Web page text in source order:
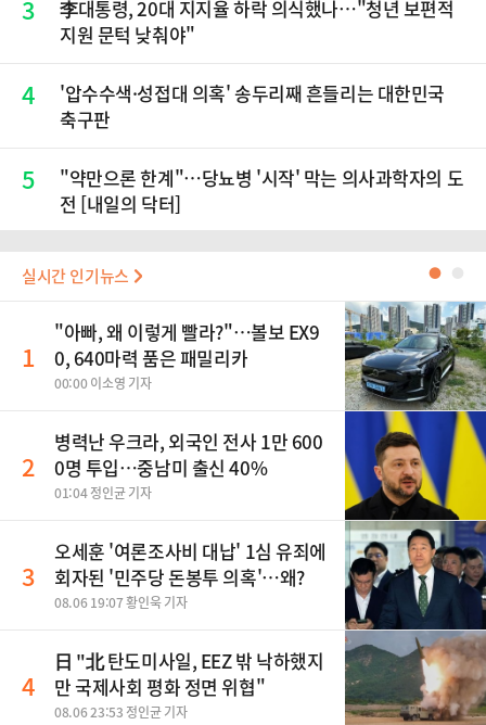
3
李대통령, 20대 지지율 하락 의식했나…"청년 보편적
지원 문턱 낮춰야"
4
'압수수색·성접대 의혹' 송두리째 흔들리는 대한민국
축구판
5
"약만으론 한계"…당뇨병 '시작' 막는 의사과학자의 도
전 [내일의 닥터]
실시간 인기뉴스 ●
1
"아빠, 왜 이렇게 빨라?"…볼보 EX9
0, 640마력 품은 패밀리카
00:00 이소영 기자
2
병력난 우크라, 외국인 전사 1만 600
0명 투입…중남미 출신 40%
01:04 정인균 기자
3
오세훈 '여론조사비 대납' 1심 유죄에
회자된 '민주당 돈봉투 의혹'…왜?
08.06 19:07 황인욱 기자
4
日 "北 탄도미사일, EEZ 밖 낙하했지
만 국제사회 평화 정면 위협"
08.06 23:53 정인균 기자